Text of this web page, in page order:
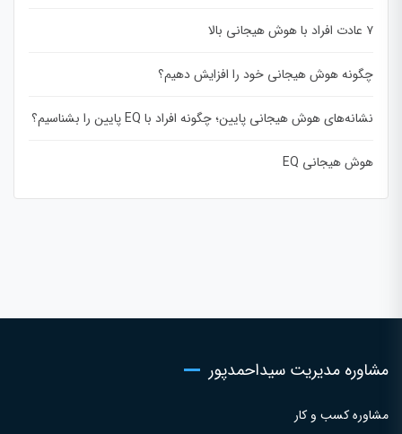
۷ عادت افراد با هوش هیجانی بالا
چگونه هوش هیجانی خود را افزایش دهیم؟
نشانه‌های هوش هیجانی پایین؛ چگونه افراد با EQ پایین را بشناسیم؟
هوش هیجانی EQ
مشاوره مدیریت سیداحمدپور
مشاوره کسب و کار